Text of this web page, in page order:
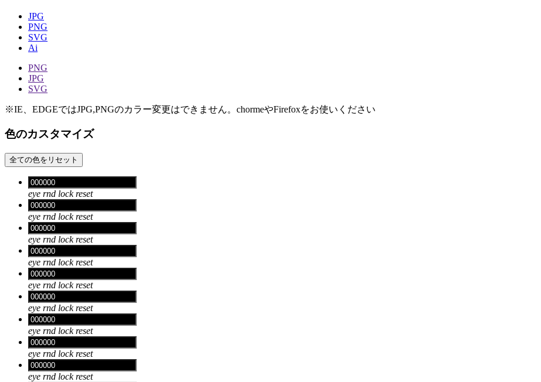
JPG
PNG
SVG
Ai
PNG
JPG
SVG
※IE、EDGEではJPG,PNGのカラー変更はできません。chormeやFirefoxをお使いください
色のカスタマイズ
全ての色をリセット
eye rnd lock reset
eye rnd lock reset
eye rnd lock reset
eye rnd lock reset
eye rnd lock reset
eye rnd lock reset
eye rnd lock reset
eye rnd lock reset
eye rnd lock reset